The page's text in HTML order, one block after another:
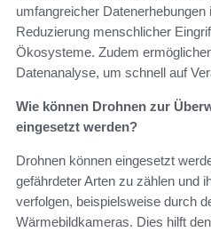
umfangreicher
Reduzierung menschlicher
Ökosysteme. Zudem
Datenanalyse, um schnell auf
Wie können Drohnen zur
eingesetzt werden?
Drohnen können eingesetzt
gefährdeter Arten zu zählen und
verfolgen, beispielsweise durch
Wärmebildkameras. Dies hilft